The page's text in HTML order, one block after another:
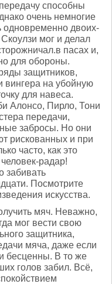
способны
очень немногие
одновременно двоих-
мог и делал
пасах и,
для обороны.
защитников,
вингера на убойную
для навеса.
Алонсо, Пирло, Тони
передачи,
забросы. Но они
рискованных и при
часто, как это
радар!
забивать
Посмотрите
искусства.
мяч. Неважно,
мог вести свою
защитника,
мяча, даже если
бесценны. В то же
голов забил. Всё,